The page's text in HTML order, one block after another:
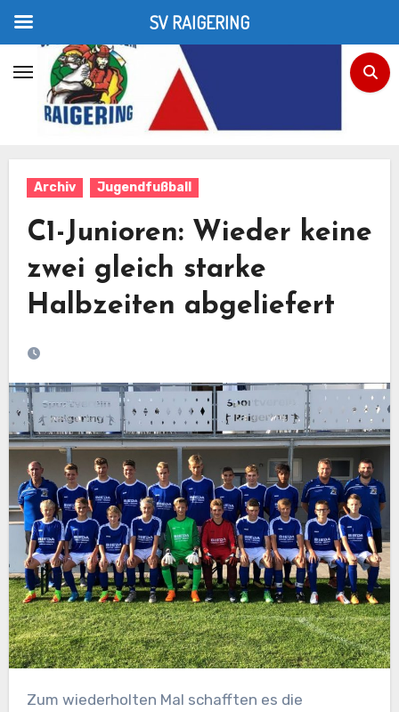
Inhalt
springen
Home
Jugendfußball
C1-Junioren: Wieder keine zwei gleich starke Halbzeiten
abgeliefert
Archiv Jugendfußball
C1-Junioren: Wieder keine
zwei gleich starke
Halbzeiten abgeliefert
Zum wiederholten Mal schafften es die
SV RAIGERING